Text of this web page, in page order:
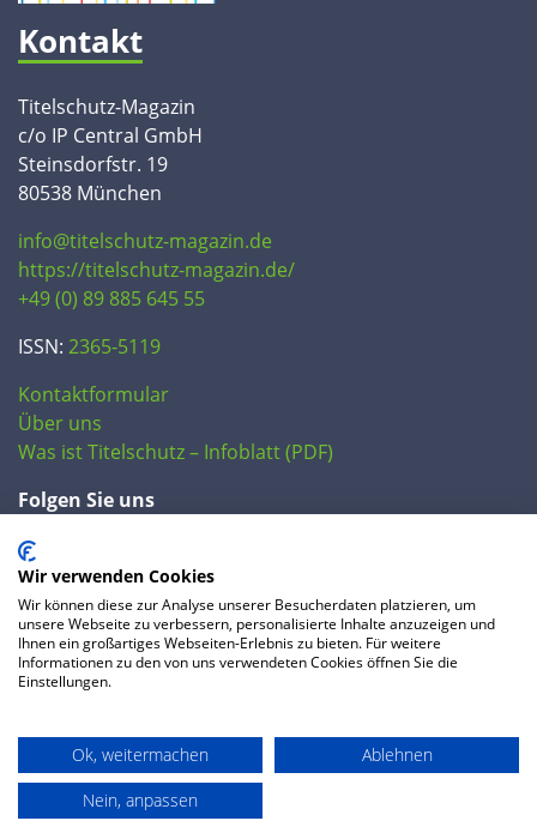
Kontakt
Titelschutz-Magazin
c/o IP Central GmbH
Steinsdorfstr. 19
80538 München
info@titelschutz-magazin.de
https://titelschutz-magazin.de/
+49 (0) 89 885 645 55
ISSN: 2365-5119
Kontaktformular
Über uns
Was ist Titelschutz – Infoblatt (PDF)
Folgen Sie uns
FAQ
Datenschutzerklärung AGB
Preise
Impressum
Wir verwenden Cookies
Wir können diese zur Analyse unserer Besucherdaten platzieren, um
unsere Webseite zu verbessern, personalisierte Inhalte anzuzeigen und
Ihnen ein großartiges Webseiten-Erlebnis zu bieten. Für weitere
Informationen zu den von uns verwendeten Cookies öffnen Sie die
Einstellungen.
Ok, weitermachen
Ablehnen
Nein, anpassen